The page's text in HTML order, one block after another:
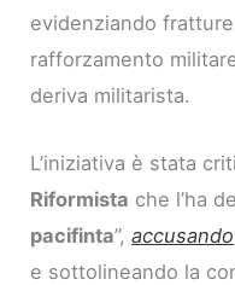
evidenziando
rafforzamento
deriva militarista.
L’iniziativa è stata
Riformista che l’ha
pacifinta”,accusando
e sottolineando la